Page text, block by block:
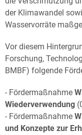
der Klimawandel
Wasservorräte
Vor diesem
Forschung,
BMBF) folgende
- Fördermaßnahme
Wiederverwendung
- Fördermaßnahme
und Konzepte zur